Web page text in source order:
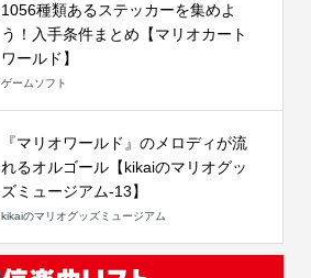
1056種類あるステッカーを集めよ
う！入手条件まとめ【マリオカート
ワールド】
ゲームソフト
『マリオワールド』のメロディが流
れるオルゴール【kikaiのマリオグッ
ズミュージアム-13】
kikaiのマリオグッズミュージアム